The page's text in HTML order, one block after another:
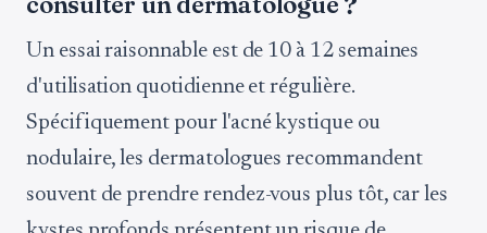
Un essai raisonnable est de 10 à 12 semaines
d'utilisation quotidienne et régulière.
Spécifiquement pour l'acné kystique ou
nodulaire, les dermatologues recommandent
souvent de prendre rendez-vous plus tôt, car les